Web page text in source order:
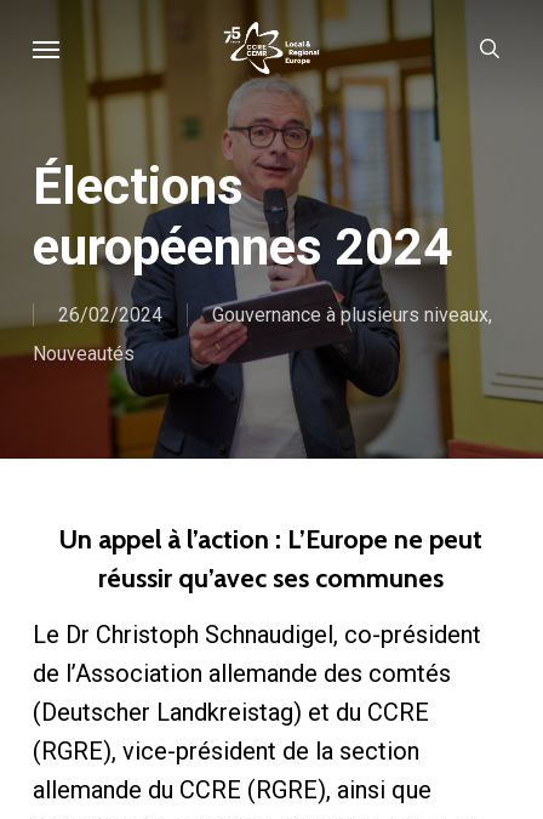
Élections
européennes 2024
26/02/2024 Gouvernance à plusieurs niveaux,
Nouveautés
Un appel à l’action : L’Europe ne peut
réussir qu’avec ses communes
Le Dr Christoph Schnaudigel, co-président
de l’Association allemande des comtés
(Deutscher Landkreistag) et du CCRE
(RGRE), vice-président de la section
allemande du CCRE (RGRE), ainsi que